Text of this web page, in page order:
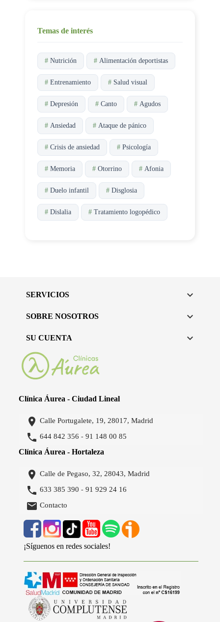
Temas de interés
# Nutrición # Alimentación deportistas
# Entrenamiento # Salud visual
# Depresión # Canto # Agudos
# Ansiedad # Ataque de pánico
# Crisis de ansiedad # Psicología
# Memoria # Otorrino # Afonia
# Duelo infantil # Disglosia
# Dislalia # Tratamiento logopédico
SERVICIOS 
SOBRE NOSOTROS 
SU CUENTA 
Clínica Áurea - Ciudad Lineal
 Calle Portugalete, 19, 28017, Madrid
 644 842 356 -91 148 00 85
Clínica Áurea - Hortaleza
 Calle de Pegaso, 32, 28043, Madrid
 633 385 390 -91 929 24 16
 Contacto
¡Síguenos en redes sociales!